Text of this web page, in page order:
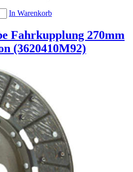
In Warenkorb
Fahrkupplung 270mm
(3620410M92)